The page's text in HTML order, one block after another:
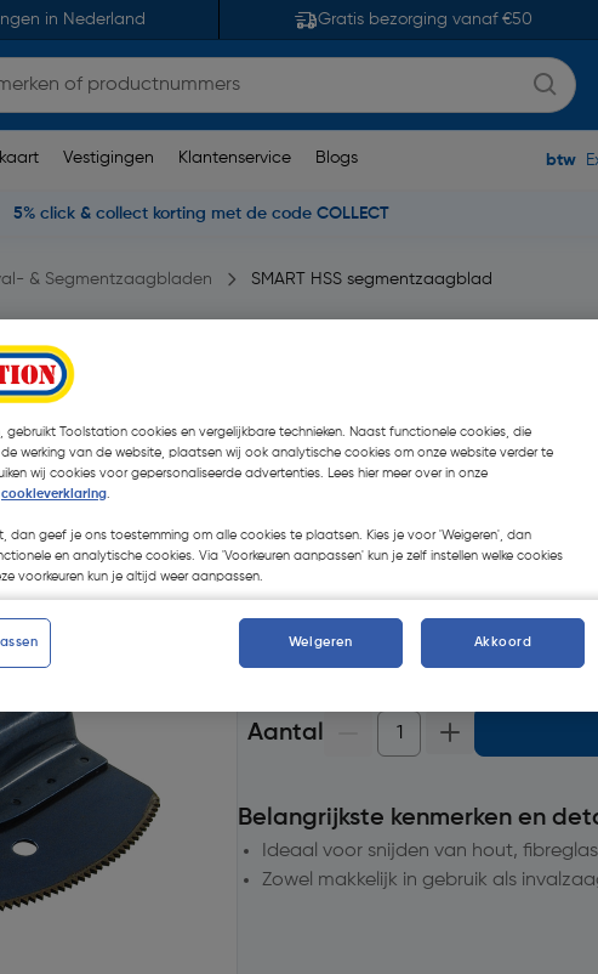
in Nederland Gratis bezorging vanaf €50
Vestigingen Klantenservice Blogs btw
5% click & collect korting met de code COLLECT
& Segmentzaagbladen SMART HSS segmentzaagblad
€ 17,90| Excl. btw € 14,79
Selecteer winkel - Bekijk voorraadniveaus
Selecteer vestiging
voor bezorging op
maandag
20+
Aantal
Belangrijkste kenmerken en
Ideaal voor snijden van hout,
Zowel makkelijk in gebruik als
gebruikt Toolstation cookies en vergelijkbare technieken. Naast functionele cookies, die
werking van de website, plaatsen wij ook analytische cookies om onze website verder te
wij cookies voor gepersonaliseerde advertenties. Lees hier meer over in onze
cookieverklaring.
dan geef je ons toestemming om alle cookies te plaatsen. Kies je voor 'Weigeren', dan
en analytische cookies. Via 'Voorkeuren aanpassen' kun je zelf instellen welke cookies
voorkeuren kun je altijd weer aanpassen.
Weigeren Akkoord